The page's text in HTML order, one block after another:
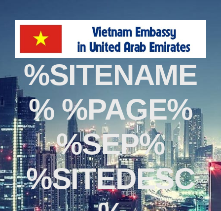
%SITENAME
% %PAGE%
%SEP%
%SITEDESC